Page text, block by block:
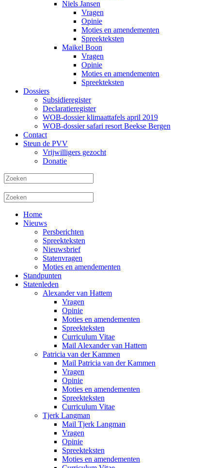
Niels Jansen
Vragen
Opinie
Moties en amendementen
Spreekteksten
Maikel Boon
Vragen
Opinie
Moties en amendementen
Spreekteksten
Dossiers
Subsidieregister
Declaratieregister
WOB-dossier klimaattafels april 2019
WOB-dossier safari resort Beekse Bergen
Contact
Steun de PVV
Vrijwilligers gezocht
Donatie
Home
Nieuws
Persberichten
Spreekteksten
Nieuwsbrief
Statenvragen
Moties en amendementen
Standpunten
Statenleden
Alexander van Hattem
Vragen
Opinie
Moties en amendementen
Spreekteksten
Curriculum Vitae
Mail Alexander van Hattem
Patricia van der Kammen
Mail Patricia van der Kammen
Vragen
Opinie
Moties en amendementen
Spreekteksten
Curriculum Vitae
Tjerk Langman
Mail Tjerk Langman
Vragen
Opinie
Spreekteksten
Moties en amendementen